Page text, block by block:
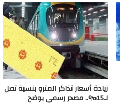
زيادة أسعار تذاكر المترو بنسبة تصل
لـ15%.. مصدر رسمي يوضح